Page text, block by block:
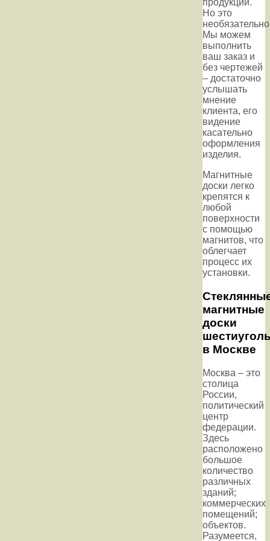
продукции.
Но это
Мы можем
выполнить
ваш заказ и
без чертежей
– достаточно
услышать
мнение
клиента, его
видение
касательно
оформления
изделия.
Магнитные
доски легко
крепятся к
любой
поверхности
с помощью
магнитов, что
облегчает
процесс их
установки.
магнитные
доски
в Москве
Москва – это
столица
России,
политический
центр
федерации.
Здесь
расположено
большое
количество
различных
зданий;
коммерческих
помещений;
объектов.
Разумеется,